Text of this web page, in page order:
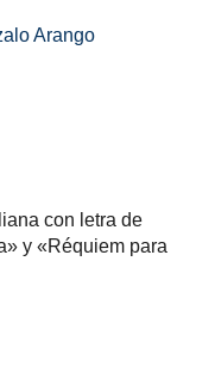
con letra de
y «Réquiem para